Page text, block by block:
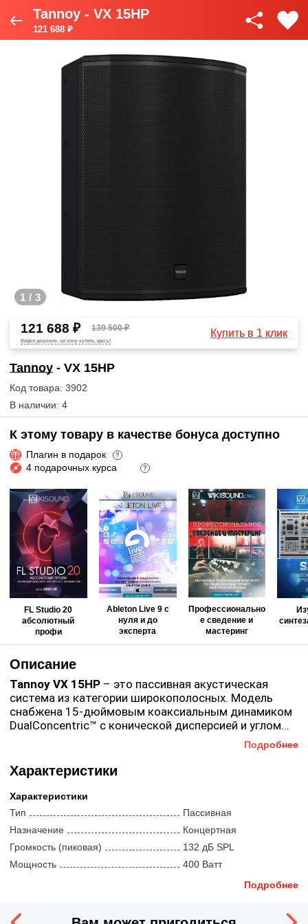
Tannoy - VX 15HP
121 688 ₽
1 / 3
121 688 ₽ 139 500 ₽
Видел дешевле, но хочу купить здесь!
Купить в 1 клик
Tannoy - VX 15HP
Код товара: 3902
В наличии: 4
К этому товару в качестве бонуса доступно
Плагин в подарок ?
4 подарочных курса ?
FL Studio 20
абсолютный
профи
Ableton Live 9 с
нуля и до
эксперта
Профессионально
е сведение и
мастеринг
Описание
Tannoy VX 15HP – это пассивная акустическая
система из категории широкополосных. Модель
снабжена 15-дюймовым коаксиальным динамиком
DualConcentric™ с конической дисперсией и углом
раскрытия до 75 град. Также в акустическую
систему встроен пассивный кроссовер с частотой в
1,3 кГц. Коаксиальный динамик может работать в
режиме Bi-Amp (раздельное усиление). Для
навесной установки модель обладает восьмью
точками М10, для монтажа на потолках или на стене
Акустическая система Tannoy помещена в прочный
черный корпус, изготовленный из березовой фанеры
с двойными скошенными краями (30 градусов).
сценический монитор. Удобные ручки облегчают
стальной ударопрочной решеткой. На задней
Подробнее
Характеристики
Характеристики
Тип
Пассивная
Назначение
Концертная
Громкость (пиковая)
132 дБ SPL
Мощность
400 Ватт
Компоненты
Подробнее